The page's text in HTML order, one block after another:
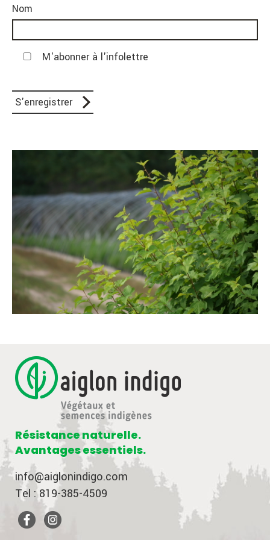
Nom
M'abonner à l'infolettre
Résistance naturelle.
Avantages essentiels.
info@aiglonindigo.com
Tel : 819-385-4509